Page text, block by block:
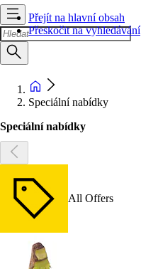
Přejít na hlavní obsah
Přeskočit na vyhledávání
Speciální nabídky
Speciální nabídky
All Offers